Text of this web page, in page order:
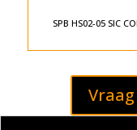
SPB HS02-05 SIC